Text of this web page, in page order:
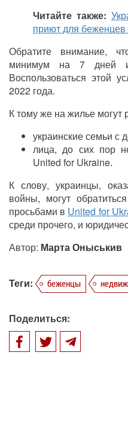
Читайте также:
приют для
Обратите внимание,
минимум на 7 дней
Воспользоваться этой
2022 года.
К тому же на жилье могут
украинские семьи с
лица, до сих пор
United for Ukraine.
К слову, украинцы,
войны, могут
просьбами в United for
среди прочего, и
Автор: Марта Оныськив
Теги: беженцы
Поделиться: